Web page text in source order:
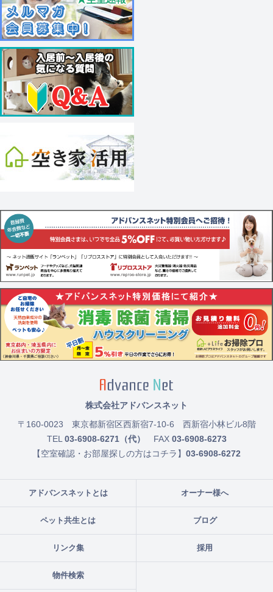
アドバンスネットとは オーナー様へ
ペット共生とは ブログ
リンク集 採用
物件検索
株式会社アドバンスネット
〒160-0023 東京都新宿区西新宿7-10-6 西新宿小林ビル8階
TEL 03-6908-6271（代） FAX 03-6908-6273
【空室確認・お部屋探しの方はコチラ】 03-6908-6272